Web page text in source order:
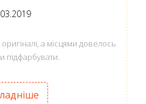
а місцями довелось
підфарбувати.